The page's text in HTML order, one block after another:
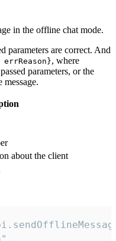
in the offline chat mode.
parameters are correct. And
, where
parameters, or the
about the client